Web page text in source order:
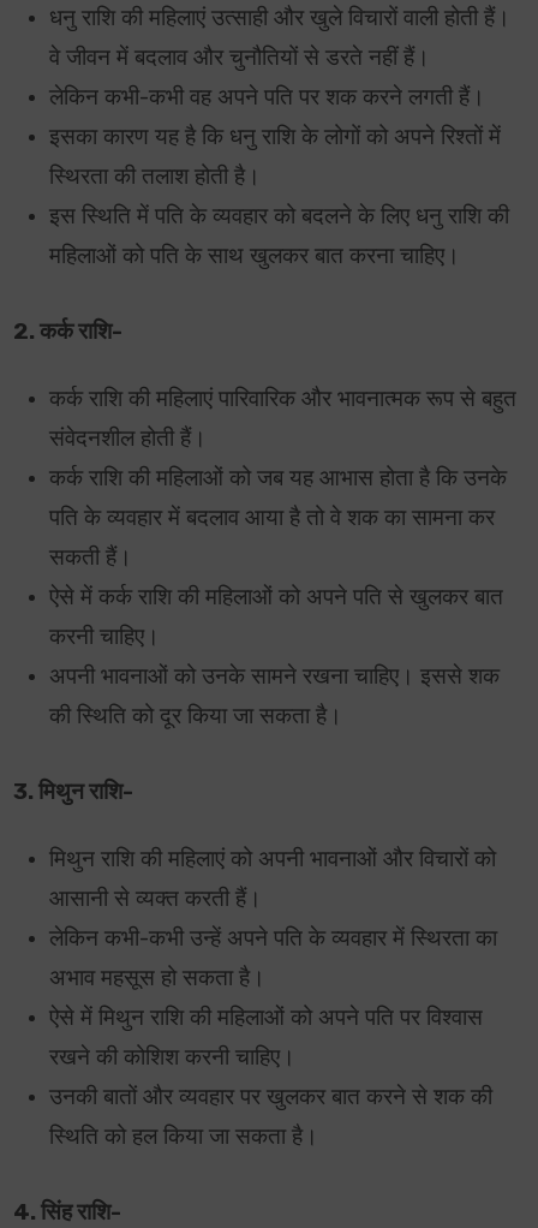
धनु राशि की महिलाएं उत्साही और खुले विचारों वाली होती हैं।
वे जीवन में बदलाव और चुनौतियों से डरते नहीं हैं।
लेकिन कभी-कभी वह अपने पति पर शक करने लगती हैं।
इसका कारण यह है कि धनु राशि के लोगों को अपने रिश्तों में
स्थिरता की तलाश होती है।
इस स्थिति में पति के व्यवहार को बदलने के लिए धनु राशि की
महिलाओं को पति के साथ खुलकर बात करना चाहिए।
2. कर्क राशि-
कर्क राशि की महिलाएं पारिवारिक और भावनात्मक रूप से बहुत
संवेदनशील होती हैं।
कर्क राशि की महिलाओं को जब यह आभास होता है कि उनके
पति के व्यवहार में बदलाव आया है तो वे शक का सामना कर
सकती हैं।
ऐसे में कर्क राशि की महिलाओं को अपने पति से खुलकर बात
करनी चाहिए।
अपनी भावनाओं को उनके सामने रखना चाहिए। इससे शक
की स्थिति को दूर किया जा सकता है।
3. मिथुन राशि-
मिथुन राशि की महिलाएं को अपनी भावनाओं और विचारों को
आसानी से व्यक्त करती हैं।
लेकिन कभी-कभी उन्हें अपने पति के व्यवहार में स्थिरता का
अभाव महसूस हो सकता है।
ऐसे में मिथुन राशि की महिलाओं को अपने पति पर विश्वास
रखने की कोशिश करनी चाहिए।
उनकी बातों और व्यवहार पर खुलकर बात करने से शक की
स्थिति को हल किया जा सकता है।
4. सिंह राशि-